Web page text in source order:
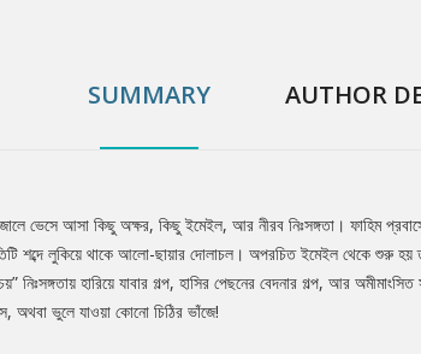
SUMMARY AUTHOR
ভেসে আসা কিছু অক্ষর, কিছু ইমেইল, আর নীরব নিঃসঙ্গতা। ফাহিম
শব্দে লুকিয়ে থাকে আলো-ছায়ার দোলাচল। অপরচিত ইমেইল থেকে শুরু হয়
নিঃসঙ্গতায় হারিয়ে যাবার গল্প, হাসির পেছনের বেদনার গল্প, আর
অথবা ভুলে যাওয়া কোনো চিঠির ভাঁজে!